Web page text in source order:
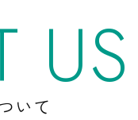
US
いて